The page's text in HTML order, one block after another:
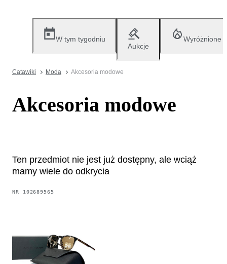
W tym tygodniu
Aukcje
Wyróżnione
Catawiki Moda Akcesoria modowe
Akcesoria modowe
Ten przedmiot nie jest już dostępny, ale wciąż
mamy wiele do odkrycia
NR 102689565